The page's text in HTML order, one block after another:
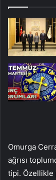
Omurga
ağrısı
tipi. Özellikle